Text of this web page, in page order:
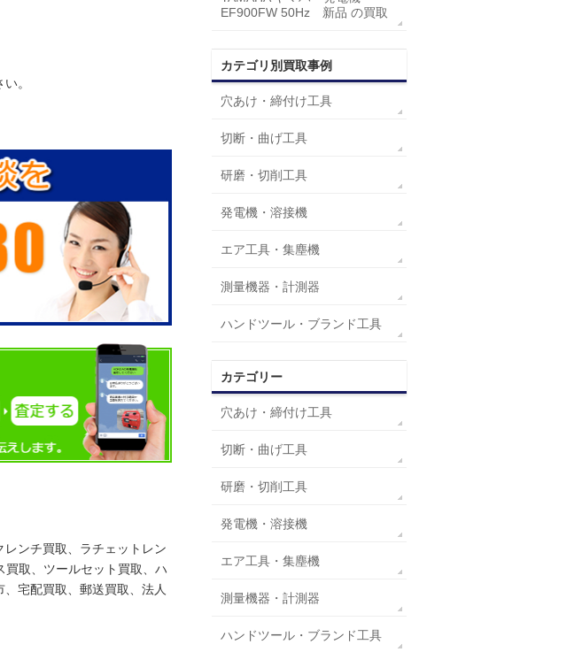
。
ンチ買取、ラチェットレン
取、ツールセット買取、ハ
宅配買取、郵送買取、法人
EF900FW 50Hz 新品 の買取
カテゴリ別買取事例
穴あけ・締付け工具
切断・曲げ工具
研磨・切削工具
発電機・溶接機
エア工具・集塵機
測量機器・計測器
ハンドツール・ブランド工具
カテゴリー
穴あけ・締付け工具
切断・曲げ工具
研磨・切削工具
発電機・溶接機
エア工具・集塵機
測量機器・計測器
ハンドツール・ブランド工具